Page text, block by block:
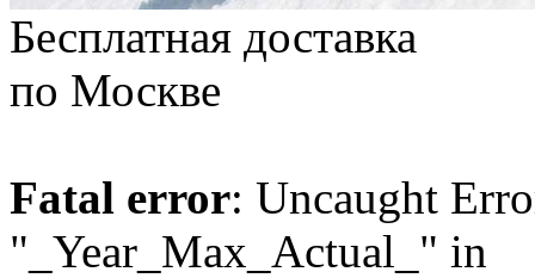
Бесплатная доставка
по Москве
Fatal error: Uncaught
"_Year_Max_Actual_" in